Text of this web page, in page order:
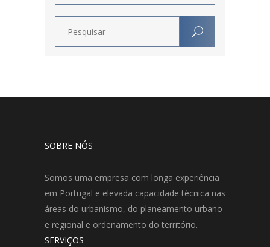
SOBRE NÓS
Somos uma empresa com longa experiência
em Portugal e elevada capacidade técnica nas
áreas do urbanismo, do planeamento urbano
e regional e ordenamento do território.
SERVIÇOS